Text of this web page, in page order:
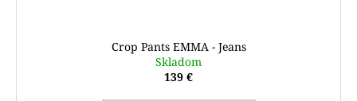
Crop Pants EMMA - Jeans
Skladom
139 €